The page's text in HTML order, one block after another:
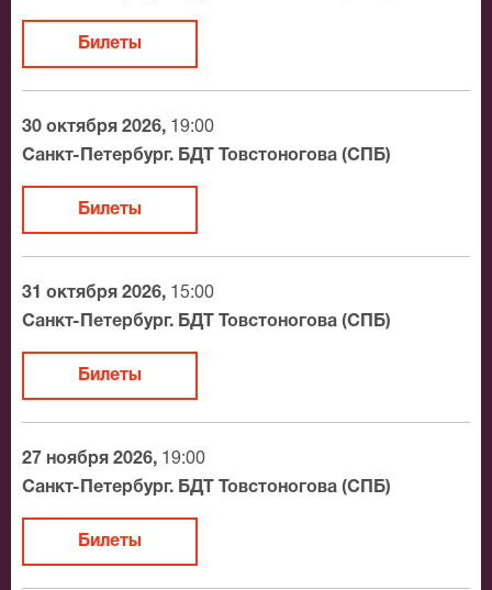
обязательно подберем Вам лучшие места по
доступной цене.
Билеты
30 октября 2026, 19:00
Санкт-Петербург. БДТ Товстоногова (СПБ)
Билеты
31 октября 2026, 15:00
Санкт-Петербург. БДТ Товстоногова (СПБ)
Билеты
27 ноября 2026, 19:00
Санкт-Петербург. БДТ Товстоногова (СПБ)
Билеты